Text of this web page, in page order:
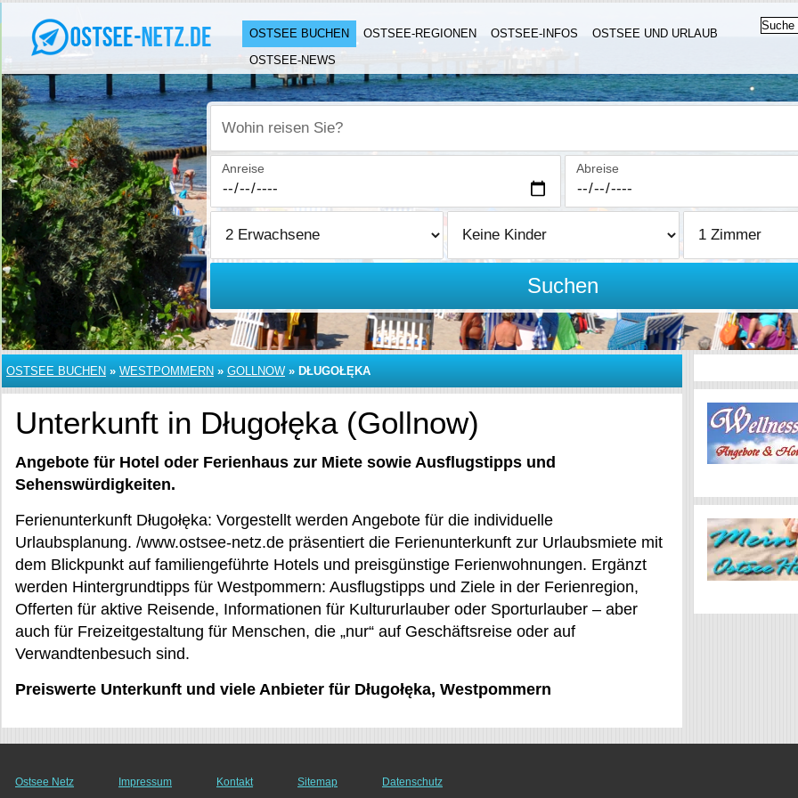
OSTSEE BUCHEN OSTSEE-REGIONEN OSTSEE-INFOS
OSTSEE UND URLAUB
OSTSEE-NEWS
Wohin reisen Sie?
Anreise Abreise
Suchen
OSTSEE BUCHEN » WESTPOMMERN » GOLLNOW » DŁUGOŁĘKA
Unterkunft in Długołęka (Gollnow)
Angebote für Hotel oder Ferienhaus zur Miete sowie Ausflugstipps und
Sehenswürdigkeiten.
Ferienunterkunft Długołęka: Vorgestellt werden Angebote für die individuelle
Urlaubsplanung. /www.ostsee-netz.de präsentiert die Ferienunterkunft zur Urlaubsmiete mit
dem Blickpunkt auf familiengeführte Hotels und preisgünstige Ferienwohnungen. Ergänzt
werden Hintergrundtipps für Westpommern: Ausflugstipps und Ziele in der Ferienregion,
Offerten für aktive Reisende, Informationen für Kultururlauber oder Sporturlauber – aber
auch für Freizeitgestaltung für Menschen, die „nur“ auf Geschäftsreise oder auf
Verwandtenbesuch sind.
Preiswerte Unterkunft und viele Anbieter für Długołęka, Westpommern
Ostsee Netz Impressum Kontakt Sitemap Datenschutz